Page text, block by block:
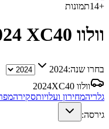
+
14תמונות
וולוו XC40
בחרו שנה:2024
וולוו XC40
2024
גלריהמחירון ועלויותסקירה
גירסה: